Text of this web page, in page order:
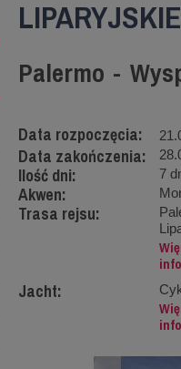
Palermo -
Data rozpoczęcia:
Data zakończenia:
Ilość dni: 7
Akwen:
Trasa rejsu:
Jacht: